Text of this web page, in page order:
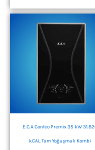
E.C.A Confeo Premix 35 kW
kCAL Tam Yoğuşmalı Kombi